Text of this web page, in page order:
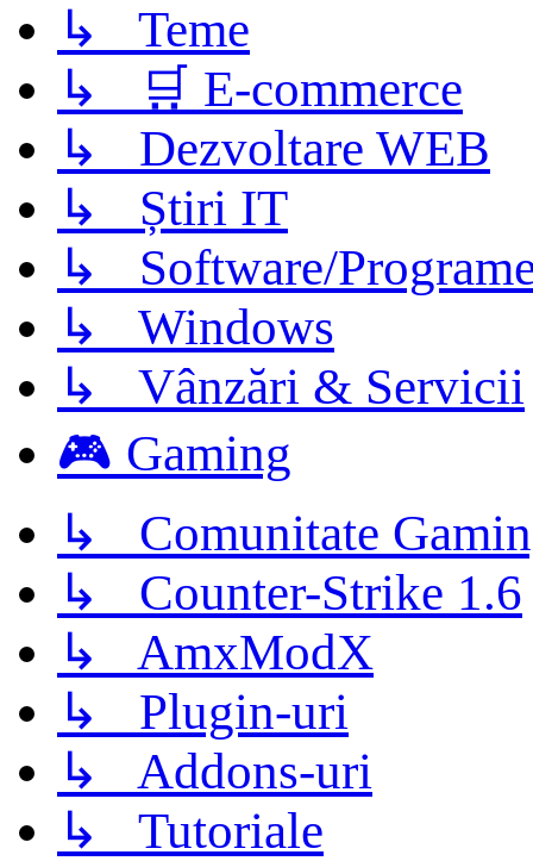
↳ Teme
↳ 🛒 E-commerce
↳ Dezvoltare WEB
↳ Știri IT
↳ Software/
↳ Windows
↳ Vânzări & Servicii
🎮 Gaming
↳ Comunitate
↳ Counter-Strike 1.6
↳ AmxModX
↳ Plugin-uri
↳ Addons-uri
↳ Tutoriale